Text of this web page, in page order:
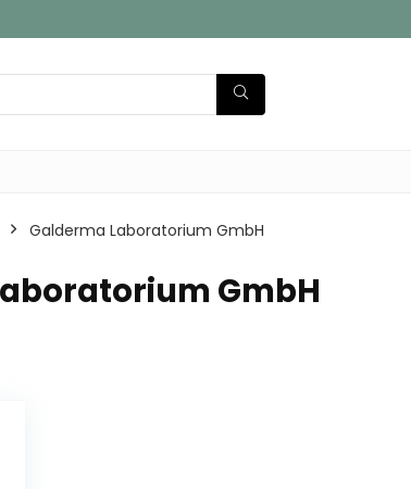
‎Galderma Laboratorium GmbH
GmbH